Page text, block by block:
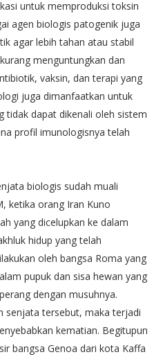
untuk memproduksi toksin
agen biologis patogenik juga
agar lebih tahan atau stabil
menguntungkan dan
vaksin, dan terapi yang
juga dimanfaatkan untuk
tidak dapat dikenali oleh sistem
profil imunologisnya telah
biologis sudah muali
ketika orang Iran Kuno
yang dicelupkan ke dalam
hidup yang telah
oleh bangsa Roma yang
pupuk dan sisa hewan yang
dengan musuhnya.
senjata tersebut, maka terjadi
kematian. Begitupun
bangsa Genoa dari kota Kaffa